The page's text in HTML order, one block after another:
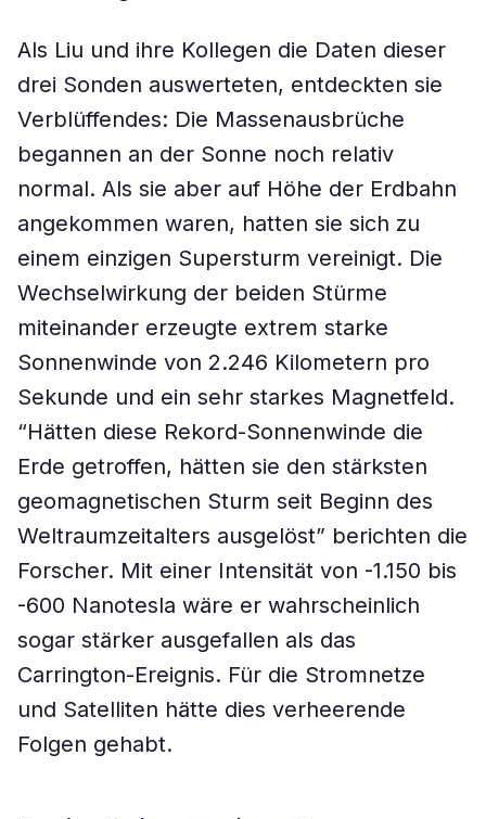
Als Liu und ihre Kollegen die Daten dieser
drei Sonden auswerteten, entdeckten sie
Verblüffendes: Die Massenausbrüche
begannen an der Sonne noch relativ
normal. Als sie aber auf Höhe der Erdbahn
angekommen waren, hatten sie sich zu
einem einzigen Supersturm vereinigt. Die
Wechselwirkung der beiden Stürme
miteinander erzeugte extrem starke
Sonnenwinde von 2.246 Kilometern pro
Sekunde und ein sehr starkes Magnetfeld.
“Hätten diese Rekord-Sonnenwinde die
Erde getroffen, hätten sie den stärksten
geomagnetischen Sturm seit Beginn des
Weltraumzeitalters ausgelöst” berichten die
Forscher. Mit einer Intensität von -1.150 bis
-600 Nanotesla wäre er wahrscheinlich
sogar stärker ausgefallen als das
Carrington-Ereignis. Für die Stromnetze
und Satelliten hätte dies verheerende
Folgen gehabt.